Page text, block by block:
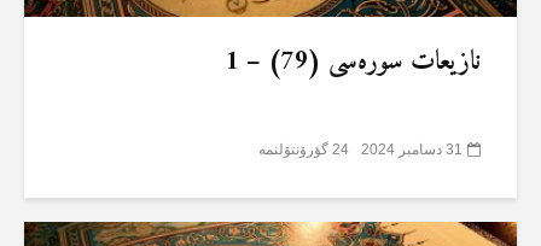
نازیعات سورەسی (79) – 1
31 دسامبر 2024 24 گؤرۆنتۆلنمە